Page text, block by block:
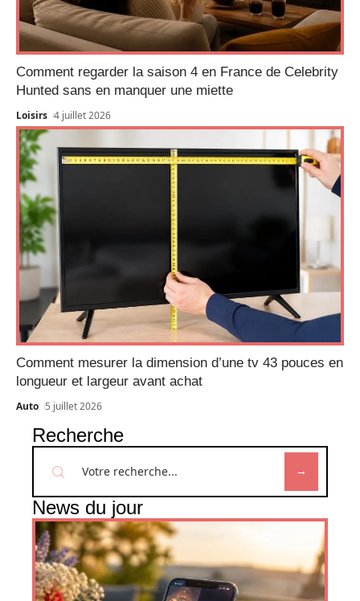
Comment regarder la saison 4 en France de Celebrity
Hunted sans en manquer une miette
Loisirs 4 juillet 2026
Comment mesurer la dimension d’une tv 43 pouces en
longueur et largeur avant achat
Auto 5 juillet 2026
Recherche
News du jour